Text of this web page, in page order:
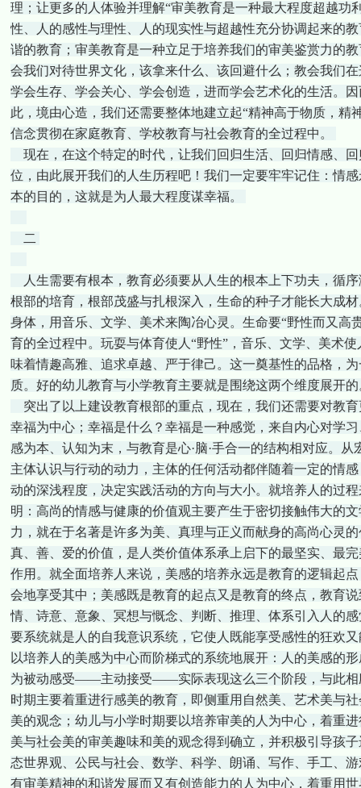
理；让更多的人体验并理解“审美教育是一种最大程度超越
性、人的感性与理性、人的现实性与超越性充分协调起来的
谐的教育；审美教育是一种立足于培养我们的审美鉴赏力的
会我们对待世界文化，该拿来什么、该回避什么；教会我们
学会生存、学会关心、学会创造，进而学会艺术化的生活。
此，境由心造，我们还需要整体地建立起“精神高于物质，
信念贯彻在家庭教育、学校教育与社会教育的全过程中。
现在，在这个特定的时代，让我们回归生活、回归情感、
位，由此展开我们的人生历程吧！我们一定要牢牢记住：情
本的目的，这就是为人最大程度谋幸福。
二
人生需要有根本，教育必须要从人生的根本上下功夫，循
根部的培育，根部茂盛与扎根深入，生命的种子才能长大成
身体，用音乐、文学、美术来陶冶心灵。生命要“野性而又
育的全过程中。玩耍与体育使人“野性”，音乐、文学、美术
味着情趣高雅、追求卓越、严于律己。这一奠基性的品格，
质。好的幼儿教育与小学教育主要就是围绕这两个维度展开
突出了以上建设教育根部的重点，现在，我们还需要对教
幸福为中心；幸福是什么？幸福是一种感觉，来自内心对学
感为本、认知为末，与教育是心·脑·手合一的结构相对应。
主体认识与行动的动力，主体的任何活动都伴随着一定的情
动的深浅程度，决定实践活动的方向与大小。就培养人的过
明：高尚的情感与健康的价值观主要产生于密切接触伟大的
力，就在于名著是许多为美、真理与正义而献身的高尚心灵
真、善、爱的价值，是人类价值体系承上启下的最坚实、最
作用。就全面培养人来说，美感的培养永远是教育的逻辑起
会地享受其中；美感既是教育的起点又是教育的终点，教育
情、诗意、意象、冥想与慨念、判断、推理、体系引入人的
要系统就是人的自我意识系统，它使人既能享受感性的狂欢
以培养人的美感为中心而阶梯式的系统地展开：人的美感的
为被动感受——主动接受——实际表现这么三个阶段，与此
时期主要着重进行感美的教育，即侧重用自然美、艺术美与
美的观念；幼儿与小学时期要以培养审美的人为中心，着重
美与社会美的审美趣味和美的观念得到确立，并积极引导孩
态世界观、公民与社会、数学、科学、朗诵、写作、手工、
有审美精神的和谐发展而又有创造能力的人为中心，着重用